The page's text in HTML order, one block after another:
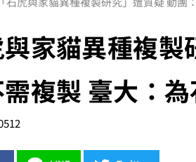
與家貓異種複
複製 臺大：